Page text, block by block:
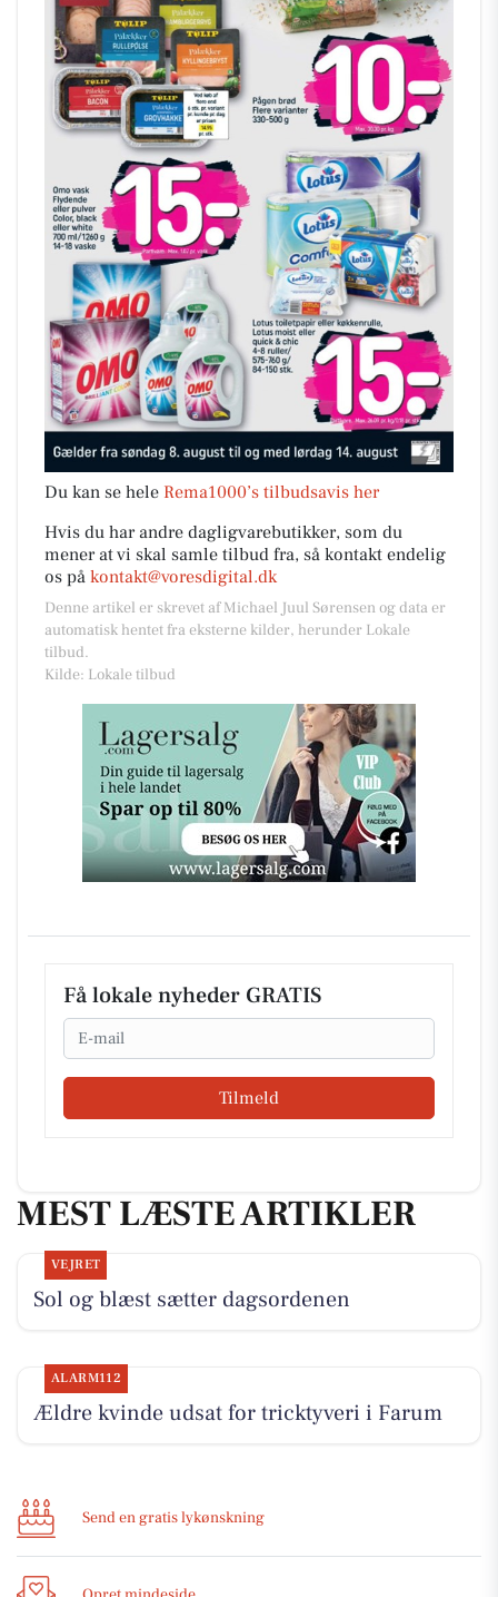
Du kan se hele Rema1000’s tilbudsavis her
Hvis du har andre dagligvarebutikker, som du
mener at vi skal samle tilbud fra, så kontakt endelig
os på kontakt@voresdigital.dk
Denne artikel er skrevet af Michael Juul Sørensen og data er
automatisk hentet fra eksterne kilder, herunder Lokale
tilbud.
Kilde: Lokale tilbud
Få lokale nyheder GRATIS
Email
Tilmeld
MEST LÆSTE ARTIKLER
VEJRET
Sol og blæst sætter dagsordenen
ALARM112
Ældre kvinde udsat for tricktyveri i Farum
Send en gratis lykønskning